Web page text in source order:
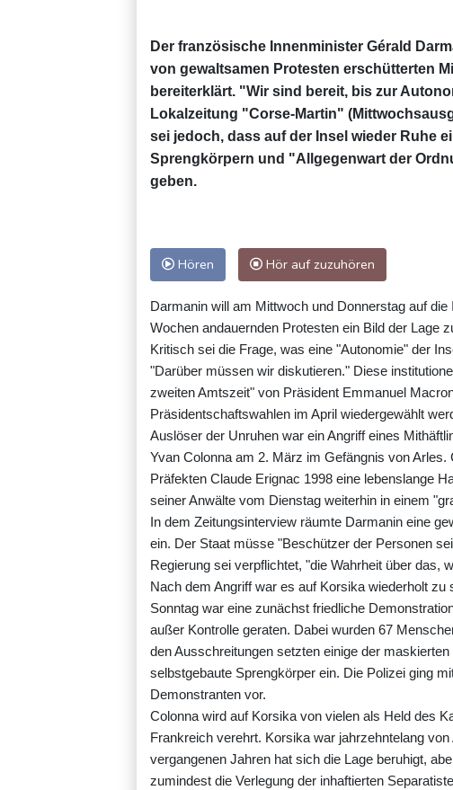
Der französische Innenminister Gérald
von gewaltsamen Protesten erschütterten
bereiterklärt. "Wir sind bereit, bis zur
Lokalzeitung "Corse-Martin"
sei jedoch, dass auf der Insel wieder Ruhe
Sprengkörpern und "Allgegenwart der
geben.
Hören Hör auf zuzuhören
Darmanin will am Mittwoch und Donnerstag auf
Wochen andauernden Protesten ein Bild der Lage
Kritisch sei die Frage, was eine "Autonomie" der
"Darüber müssen wir diskutieren." Diese
zweiten Amtszeit" von Präsident Emmanuel
Präsidentschaftswahlen im April wiedergewählt
Auslöser der Unruhen war ein Angriff eines
Yvan Colonna am 2. März im Gefängnis von
Präfekten Claude Erignac 1998 eine lebenslange
seiner Anwälte vom Dienstag weiterhin in einem
In dem Zeitungsinterview räumte Darmanin eine
ein. Der Staat müsse "Beschützer der Personen
Regierung sei verpflichtet, "die Wahrheit über das,
Nach dem Angriff war es auf Korsika wiederholt
Sonntag war eine zunächst friedliche
außer Kontrolle geraten. Dabei wurden 67
den Ausschreitungen setzten einige der
selbstgebaute Sprengkörper ein. Die Polizei ging
Demonstranten vor.
Colonna wird auf Korsika von vielen als Held des
Frankreich verehrt. Korsika war jahrzehntelang
vergangenen Jahren hat sich die Lage beruhigt,
zumindest die Verlegung der inhaftierten